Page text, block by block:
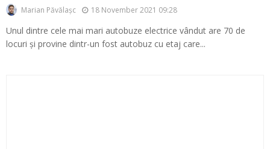
Marian Păvălașc 18 November 2021 09:28
Unul dintre cele mai mari autobuze electrice vândut are 70 de
locuri și provine dintr-un fost autobuz cu etaj care...